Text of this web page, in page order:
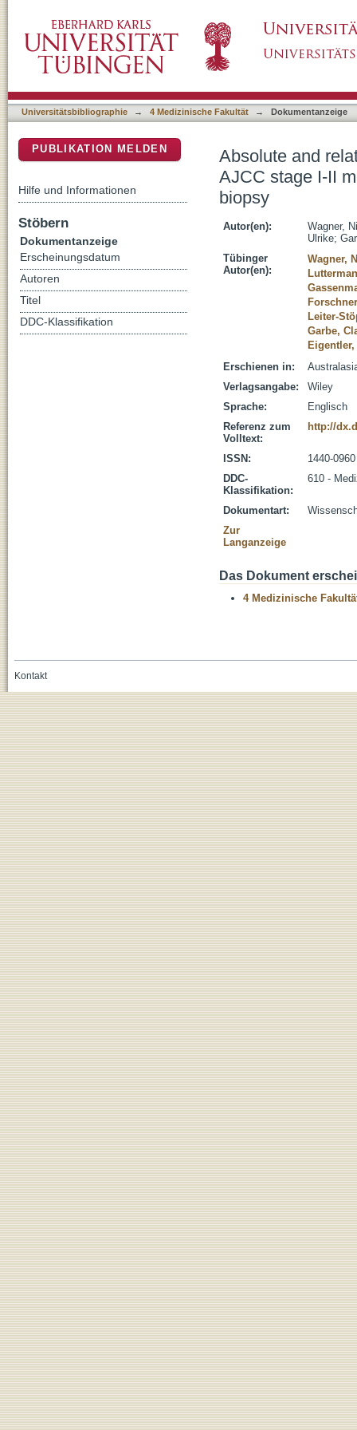
patients scheduled for sentinel lymph node
Universitätsbibliographie → 4 Medizinische Fakultät → Dokumentanzeige
Absolute and
AJCC stage I-II
biopsy
Autor(en):
Wagner,
Ulrike;
Tübinger
Autor(en):
Wagner,
Leiter-
Garbe,
Erschienen in:
Verlagsangabe:
Wiley
Sprache:
Englisch
Referenz zum
Volltext:
http://
ISSN:
1440-0960
DDC-
Klassifikation:
610 -
Dokumentart:
Zur
Langanzeige
Das Dokument
4 Medizinische
PUBLIKATION MELDEN
Hilfe und Informationen
Stöbern
Dokumentanzeige
Erscheinungsdatum
Autoren
Titel
DDC-Klassifikation
Kontakt